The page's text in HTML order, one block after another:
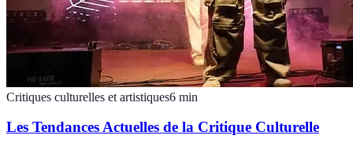
Critiques culturelles et artistiques6 min
Les Tendances Actuelles de la Critique Culturelle